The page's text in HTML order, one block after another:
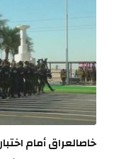
خاصالعراق أمام